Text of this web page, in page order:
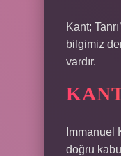
Kant;
bilgimiz
vardır.
Immanuel
doğru